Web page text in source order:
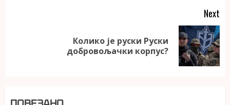
Next
Колико је руски Руски
добровољачки корпус?